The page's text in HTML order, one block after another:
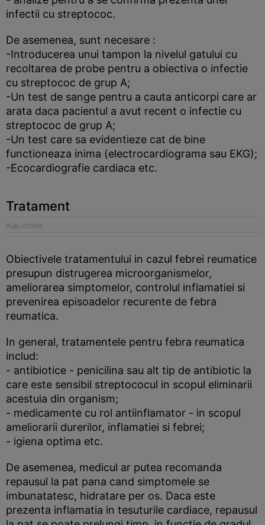
infectii cu streptococ.
De asemenea, sunt necesare :
-Introducerea unui tampon la nivelul gatului cu
recoltarea de probe pentru a obiectiva o infectie
cu streptococ de grup A;
-Un test de sange pentru a cauta anticorpi care ar
arata daca pacientul a avut recent o infectie cu
streptococ de grup A;
-Un test care sa evidentieze cat de bine
functioneaza inima (electrocardiograma sau EKG);
-Ecocardiografie cardiaca etc.
Tratament
Obiectivele tratamentului in cazul febrei reumatice
presupun distrugerea microorganismelor,
ameliorarea simptomelor, controlul inflamatiei si
prevenirea episoadelor recurente de febra
reumatica.
In general, tratamentele pentru febra reumatica
includ:
- antibiotice - penicilina sau alt tip de antibiotic la
care este sensibil streptococul in scopul eliminarii
acestuia din organism;
- medicamente cu rol antiinflamator - in scopul
ameliorarii durerilor, inflamatiei si febrei;
- igiena optima etc.
De asemenea, medicul ar putea recomanda
repausul la pat pana cand simptomele se
imbunatatesc, hidratare per os. Daca este
prezenta inflamatia in tesuturile cardiace, repausul